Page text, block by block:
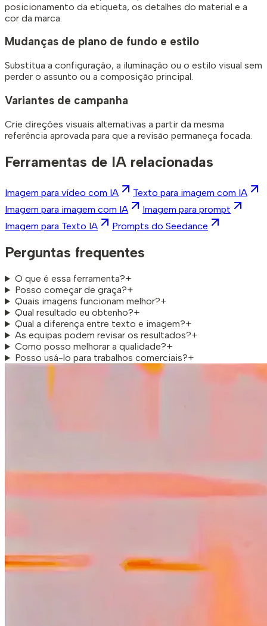
posicionamento da etiqueta, os detalhes do material e a
cor da marca.
Mudanças de plano de fundo e estilo
Substitua a configuração, a iluminação ou o estilo visual sem
perder o assunto ou a composição principal.
Variantes de campanha
Crie direções visuais alternativas a partir da mesma
referência aprovada para que a revisão permaneça focada.
Ferramentas de IA relacionadas
Imagem para vídeo com IA
Texto para imagem com IA
Imagem para imagem com IA
Imagem para prompt
Imagem para Texto IA
Prompts do Seedance
Perguntas frequentes
O que é essa ferramenta?+
Posso começar de graça?+
Quais imagens funcionam melhor?+
Qual resultado eu obtenho?+
Qual a diferença entre texto e imagem?+
As equipas podem revisar os resultados?+
Como posso melhorar a qualidade?+
Posso usá-lo para trabalhos comerciais?+